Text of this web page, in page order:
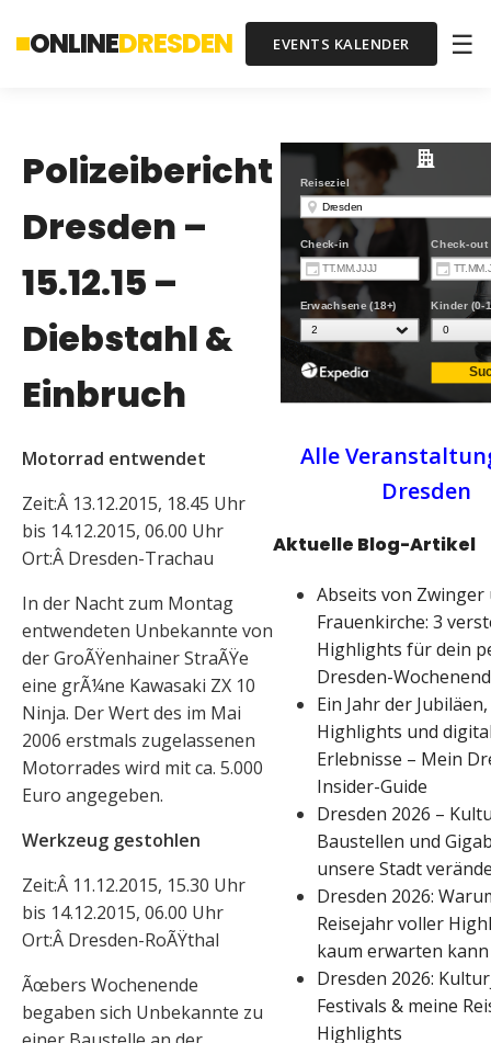
ONLINEDRESDEN EVENTS KALENDER ☰
Polizeibericht
Dresden –
15.12.15 –
Diebstahl &
Einbruch
Motorrad entwendet
Zeit:Â 13.12.2015, 18.45 Uhr
bis 14.12.2015, 06.00 Uhr
Ort:Â Dresden-Trachau
In der Nacht zum Montag
entwendeten Unbekannte von
der GroÃŸenhainer StraÃŸe
eine grÃ¼ne Kawasaki ZX 10
Ninja. Der Wert des im Mai
2006 erstmals zugelassenen
Motorrades wird mit ca. 5.000
Euro angegeben.
Werkzeug gestohlen
Zeit:Â 11.12.2015, 15.30 Uhr
bis 14.12.2015, 06.00 Uhr
Ort:Â Dresden-RoÃŸthal
Ãœbers Wochenende
begaben sich Unbekannte zu
Alle
Dresden
Aktuelle Blog-Artikel
Abseits von Zwinger
Frauenkirche: 3
Highlights für dein
Dresden-
Ein Jahr der
Highlights und
Erlebnisse – Mein
Insider-Guide
Dresden 2026 –
Baustellen und
unsere Stadt
Dresden 2026:
Reisejahr voller
kaum erwarten kann
Dresden 2026:
Festivals & meine
Highlights